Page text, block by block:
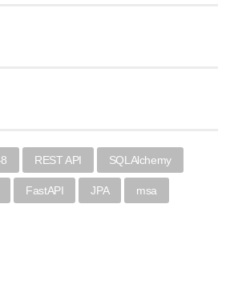
REST API SQLAlchemy
FastAPI JPA msa